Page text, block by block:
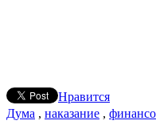
Нравится
Дума , наказание ,